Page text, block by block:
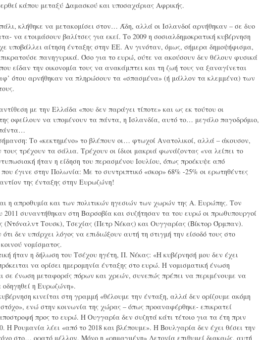
κάπου μεταξύ Δαμασκού και υποσαχάριας Αφρικής.
κλήθηκε να μετακομίσει στον… Άδη, αλλά οι Ισλανδοί αρνήθηκαν – σε δυο
να ετοιμάσουν βαλίτσες για εκεί. Το 2009 η σοσιαλδημοκρατική κυβέρνηση
υποβάλλει αίτηση ένταξης στην ΕΕ. Αν γινόταν, όμως, σήμερα δημοψήφισμα,
πανηγυρικά. Όσο για το ευρώ, ούτε να ακούσουν δεν θέλουν φυσικά
είδαν την οικονομία τους να ανακάμπτει και τη ζωή τους να ξαναγίνεται
ότου αρνήθηκαν να πληρώσουν τα «σπασμένα» (ή μάλλον τα κλεμμένα) των
με την Ελλάδα «που δεν παράγει τίποτε» και ως εκ τούτου οι
της οφείλουν να υπομένουν τα πάντα, η Ισλανδία, αυτό το… μεγάλο παγοδρόμιο,
Το «κεκτημένο» το βλέπουν οι… φτωχοί Ανατολικοί, αλλά – άκουσον,
τρέχουν τα σάλια. Τρέχουν οι ίδιοι μακριά φωνάζοντας «να λείπει το
ήταν η είδηση του περασμένου Ιουλίου, όπως προέκυψε από
έγινε στην Πολωνία: Με το συντριπτικό «σκορ» 68% -25% οι ερωτηθέντες
της ένταξης στην Ευρωζώνη!
η απροθυμία και των πολιτικών ηγεσιών των χωρών της Α. Ευρώπης. Τον
2011 συναντήθηκαν στη Βαρσοβία και συζήτησαν τα του ευρώ οι πρωθυπουργοί
(Ντόναλντ Τουσκ), Τσεχίας (Πετρ Νέκας) και Ουγγαρίας (Βίκτορ Όρμπαν).
δεν υπάρχει λόγος να επιδιώξουν αυτή τη στιγμή την είσοδό τους στο
νομίσματος.
ήταν η δήλωση του Τσέχου ηγέτη, Π. Νέκας: «Η κυβέρνησή μου δεν έχει
να ορίσει ημερομηνία ένταξης στο ευρώ. Η νομισματική ένωση
σε ένωση μεταφοράς πόρων και χρεών, συνεπώς πρέπει να περιμένουμε να
η Ευρωζώνη».
κινείται στη γραμμή «θέλουμε την ένταξη, αλλά δεν ορίζουμε ακόμη
ενώ στην κοινωνία της χώρας – όπως προαναφέρθηκε- επικρατεί
προς το ευρώ. Η Ουγγαρία δεν συζητά κάτι τέτοιο για τα έτη πριν
Η Ρουμανία λέει «από το 2018 και βλέπουμε». Η Βουλγαρία δεν έχει θέσει την
στο… ορατό μέλλον. Μόνο η «ρημαγμένη» Λετονία επιθυμεί διακαώς, αυτή